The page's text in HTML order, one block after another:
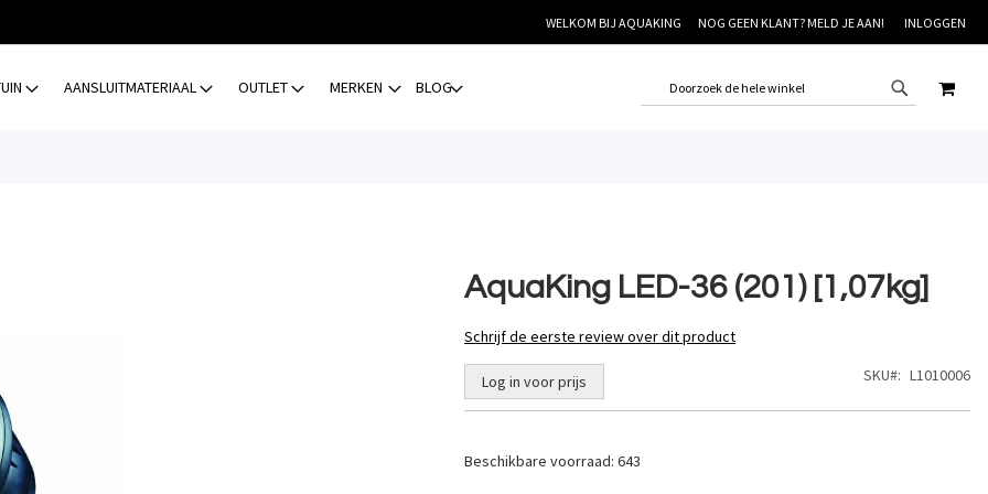
WELKOM BIJ AQUAKING NOG GEEN KLANT? MELD JE AAN! INLOGGEN
AANSLUITMATERIAAL OUTLET MERKEN BLOG
AquaKing LED-36 (201) [1,07kg]
Schrijf de eerste review over dit product
Log in voor prijs SKU L1010006
Beschikbare voorraad: 643